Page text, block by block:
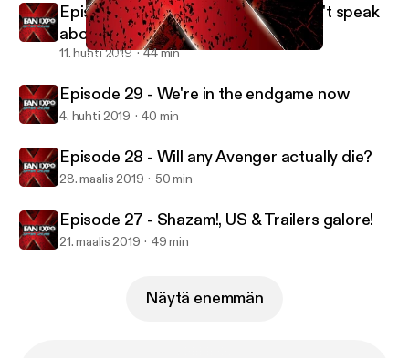
Episode 27 - Shazam!, US & Trailers galore!
Episode 30 - The one where we don't speak
about the Avengers.
11. huhti 2019 44 min
Episode 29 - We're in the endgame now
4. huhti 2019 40 min
Episode 28 - Will any Avenger actually die?
28. maalis 2019 50 min
Episode 27 - Shazam!, US & Trailers galore!
21. maalis 2019 49 min
Näytä enemmän